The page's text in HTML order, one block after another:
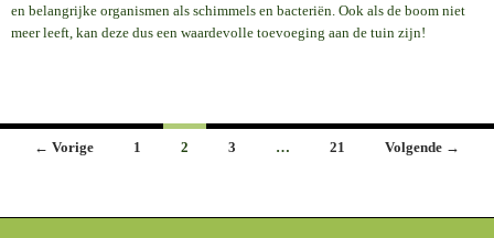
en belangrijke organismen als schimmels en bacteriën. Ook als de boom niet
meer leeft, kan deze dus een waardevolle toevoeging aan de tuin zijn!
Berichten
← Vorige 1 2 3 … 21 Volgende →